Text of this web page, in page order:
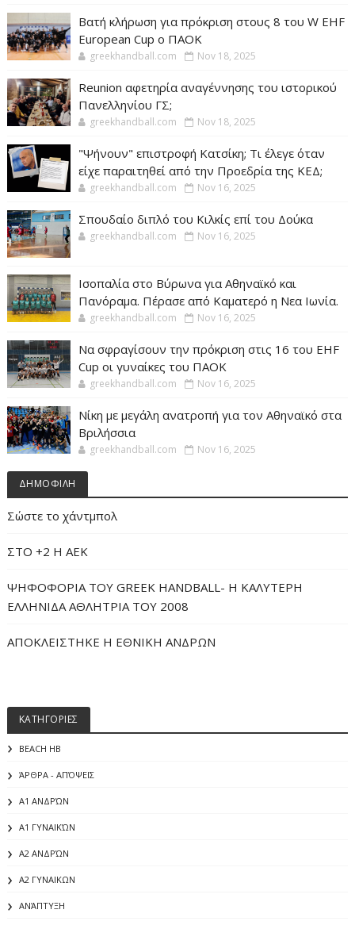
Βατή κλήρωση για πρόκριση στους 8 του W EHF
European Cup ο ΠΑΟΚ
greekhandball.com Nov 18, 2025
Reunion αφετηρία αναγέννησης του ιστορικού
Πανελληνίου ΓΣ;
greekhandball.com Nov 18, 2025
"Ψήνουν" επιστροφή Κατσίκη; Τι έλεγε όταν
είχε παραιτηθεί από την Προεδρία της ΚΕΔ;
greekhandball.com Nov 16, 2025
Σπουδαίο διπλό του Κιλκίς επί του Δούκα
greekhandball.com Nov 16, 2025
Ισοπαλία στο Βύρωνα για Αθηναϊκό και
Πανόραμα. Πέρασε από Καματερό η Νεα Ιωνία.
greekhandball.com Nov 16, 2025
Να σφραγίσουν την πρόκριση στις 16 του EHF
Cup οι γυναίκες του ΠΑΟΚ
greekhandball.com Nov 16, 2025
Νίκη με μεγάλη ανατροπή για τον Αθηναϊκό στα
Βριλήσσια
greekhandball.com Nov 16, 2025
ΔΗΜΟΦΙΛΗ
Σώστε το χάντμπολ
ΣΤΟ +2 Η ΑΕΚ
ΨΗΦΟΦΟΡΙΑ ΤΟΥ GREEK HANDBALL- H ΚΑΛΥΤΕΡΗ
ΕΛΛΗΝΙΔΑ ΑΘΛΗΤΡΙΑ ΤΟΥ 2008
ΑΠΟΚΛΕΙΣΤΗΚΕ Η ΕΘΝΙΚΗ ΑΝΔΡΩΝ
ΚΑΤΗΓΟΡΙΕΣ
BEACH HB
ΆΡΘΡΑ - ΑΠΌΨΕΙΣ
Α1 ΑΝΔΡΏΝ
Α1 ΓΥΝΑΙΚΏΝ
Α2 ΑΝΔΡΏΝ
Α2 ΓΥΝΑΙΚΩΝ
ΑΝΆΠΤΥΞΗ